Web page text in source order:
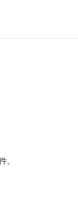
驻留，就不能按“能一
。